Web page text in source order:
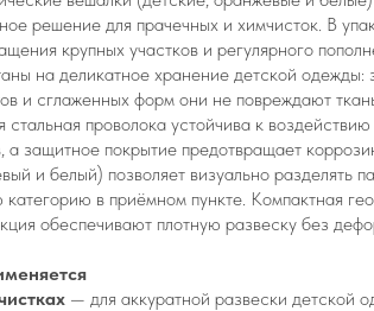
решение для прачечных и химчисток. В
крупных участков и регулярного
на деликатное хранение детской одежды:
и сглаженных форм они не повреждают
стальная проволока устойчива к
а защитное покрытие предотвращает
и белый) позволяет визуально разделять
категорию в приёмном пункте. Компактная
обеспечивают плотную развеску без
— для аккуратной развески детской